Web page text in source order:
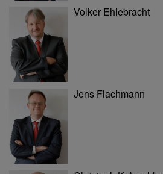
Volker Ehlebracht
Jens Flachmann